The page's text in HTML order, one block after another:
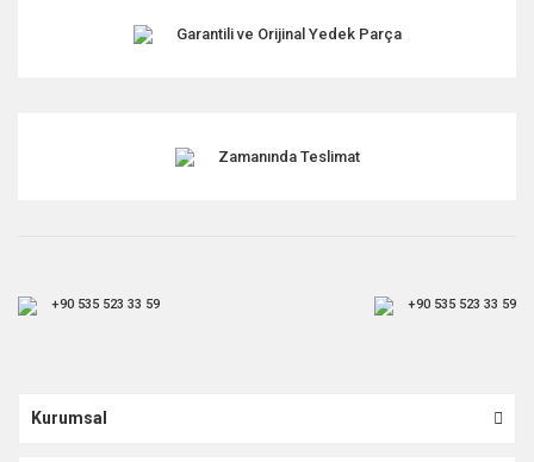
Garantili ve Orijinal Yedek Parça
Zamanında Teslimat
+90 535 523 33 59 +90 535 523 33 59
Kurumsal